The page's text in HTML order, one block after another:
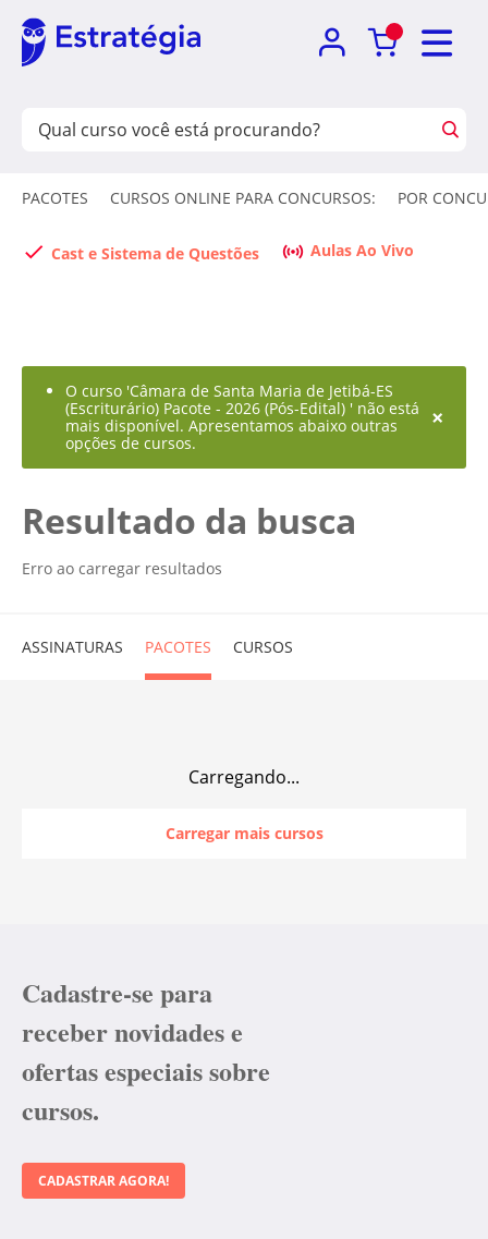
PACOTES CURSOS ONLINE PARA CONCURSOS: POR
Cast e Sistema de Questões Aulas Ao Vivo
O curso 'Câmara de Santa Maria de Jetibá-ES
(Escriturário) Pacote - 2026 (Pós-Edital) ' não está
mais disponível. Apresentamos abaixo outras
opções de cursos.
×
Resultado da busca
Erro ao carregar resultados
ASSINATURAS PACOTES CURSOS
Carregando...
Carregar mais cursos
Cadastre-se para
receber novidades e
ofertas especiais sobre
cursos.
CADASTRAR AGORA!